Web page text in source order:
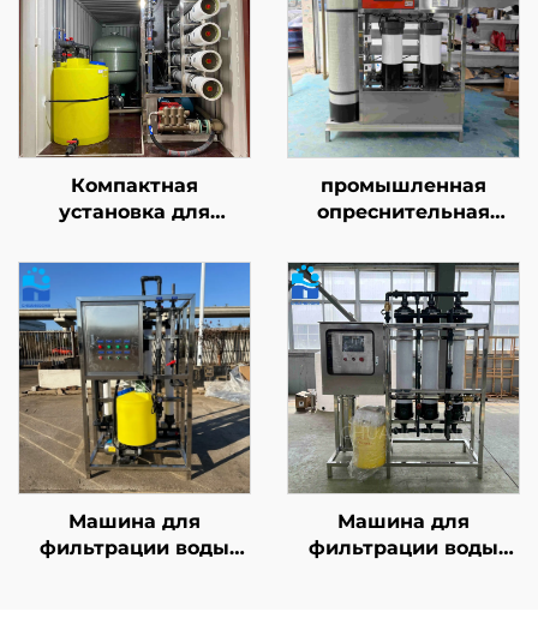
Компактная
установка для
воды с обратным
осмосом (RO),
оборудование для
опреснения,
установка для
очистки грунтовых
вод из скважин
методом обратного
осмоса
промышленная
опреснительная
морской воды
мощностью 10 т/сут,
система водоочистки
SWRO для получения
питьевой воды
Машина для
фильтрации воды
Машина для
фильтрации воды